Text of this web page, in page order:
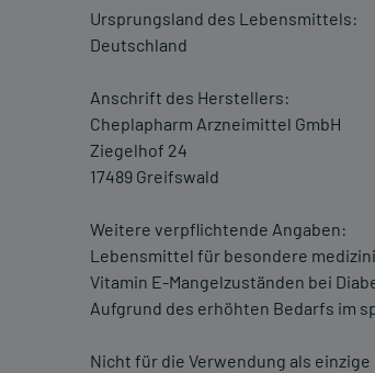
Ursprungsland des Lebensmittels:
Deutschland
Anschrift des Herstellers:
Cheplapharm Arzneimittel GmbH
Ziegelhof 24
17489 Greifswald
Weitere verpflichtende Angaben:
Lebensmittel für besondere
Vitamin E-Mangelzuständen bei
Aufgrund des erhöhten Bedarfs im
Nicht für die Verwendung als